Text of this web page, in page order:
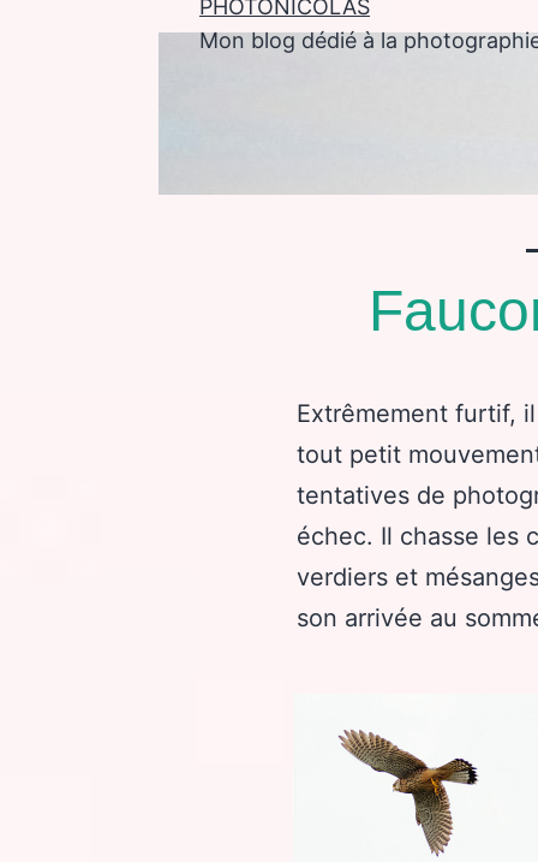
PHOTONICOLAS
Mon blog dédié à la
Extrêmement furtif,
tout petit
tentatives de
échec. Il chasse les
verdiers et
son arrivée au